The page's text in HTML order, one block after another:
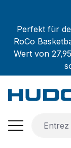
Perfekt für
RoCo
Wert von